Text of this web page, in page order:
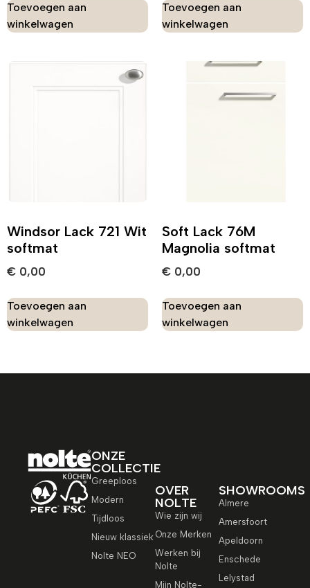
Toevoegen aan
winkelwagen
Toevoegen aan
winkelwagen
Windsor Lack 721 Wit
softmat
€ 0,00
Toevoegen aan
winkelwagen
Soft Lack 76M
Magnolia softmat
€ 0,00
Toevoegen aan
winkelwagen
ONZE
COLLECTIE
Greeploos
Modern
Tijdloos
Nieuw klassiek
Nolte NEO
OVER
NOLTE
Wie zijn wij
Onze Merken
Werken bij
Nolte
Mijn Nolte-
SHOWROOMS
Almere
Amersfoort
Apeldoorn
Enschede
Lelystad